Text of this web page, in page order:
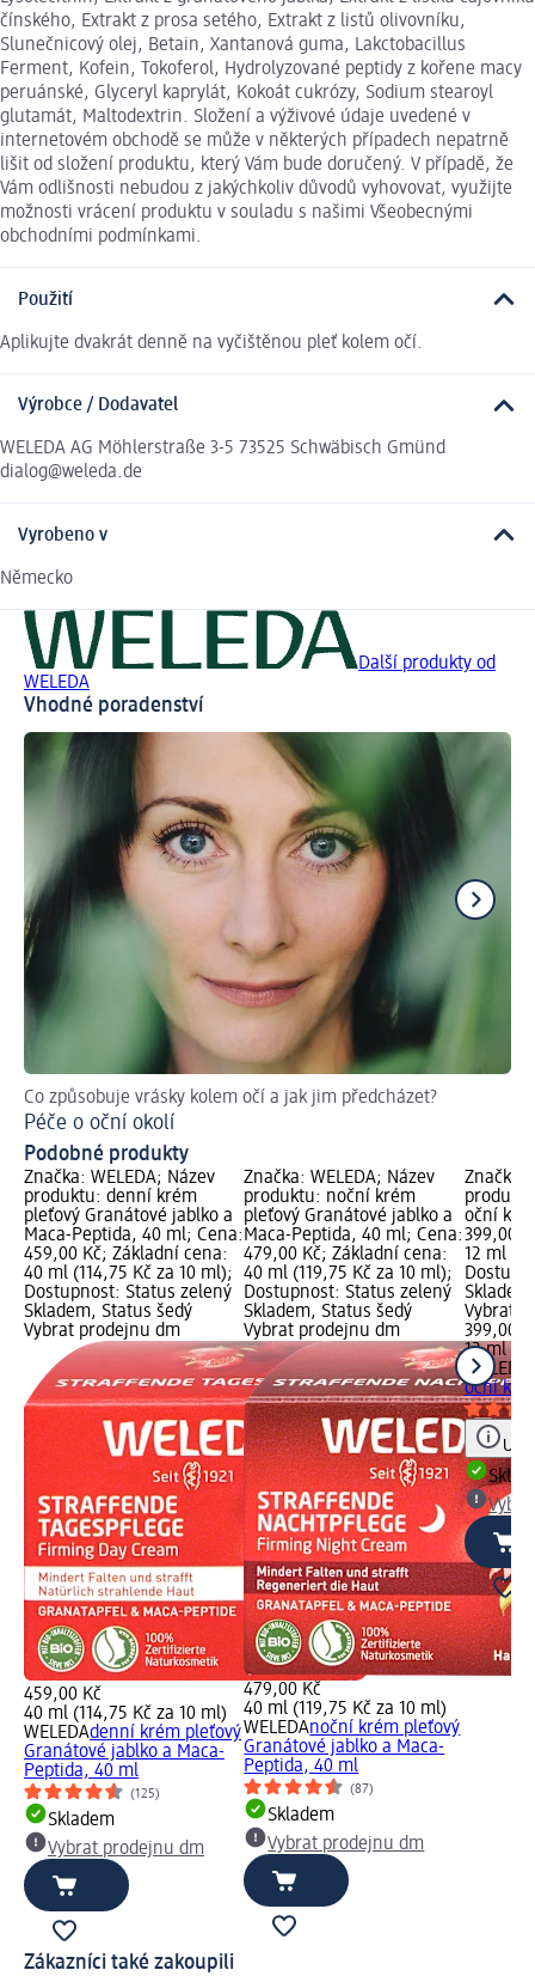
čínského, Extrakt z prosa setého, Extrakt z listů olivovníku,
Slunečnicový olej, Betain, Xantanová guma, Lakctobacillus
Ferment, Kofein, Tokoferol, Hydrolyzované peptidy z kořene macy
peruánské, Glyceryl kaprylát, Kokoát cukrózy, Sodium stearoyl
glutamát, Maltodextrin. Složení a výživové údaje uvedené v
internetovém obchodě se může v některých případech nepatrně
lišit od složení produktu, který Vám bude doručený. V případě, že
Vám odlišnosti nebudou z jakýchkoliv důvodů vyhovovat, využijte
možnosti vrácení produktu v souladu s našimi Všeobecnými
obchodními podmínkami.
Použití
Aplikujte dvakrát denně na vyčištěnou pleť kolem očí.
Výrobce / Dodavatel
WELEDA AG Möhlerstraße 3-5 73525 Schwäbisch Gmünd
dialog@weleda.de
Vyrobeno v
Německo
Další produkty od
WELEDA
Vhodné poradenství
Co způsobuje vrásky kolem očí a jak jim předcházet?
Péče o oční okolí
Podobné produkty
Značka: WELEDA; Název
produktu: denní krém
pleťový Granátové jablko a
Maca-Peptida, 40 ml; Cena:
459,00 Kč; Základní cena:
40 ml (114,75 Kč za 10 ml);
Dostupnost: Status zelený
Skladem, Status šedý
Vybrat prodejnu dm
459,00 Kč
40 ml (114,75 Kč za 10 ml)
WELEDAdenní krém pleťový
Granátové jablko a Maca-
Peptida, 40 ml
(125)
Skladem
Vybrat prodejnu dm
Značka: WELEDA; Název
produktu: noční krém
pleťový Granátové jablko a
Maca-Peptida, 40 ml; Cena:
479,00 Kč; Základní cena:
40 ml (119,75 Kč za 10 ml);
Dostupnost: Status zelený
Skladem, Status šedý
Vybrat prodejnu dm
479,00 Kč
40 ml (119,75 Kč za 10 ml)
WELEDAnoční krém pleťový
Granátové jablko a Maca-
Peptida, 40 ml
(87)
Skladem
Vybrat prodejnu dm
Značka:
oční
399,00
12 ml
Vybrat
399,00
12 ml
WELEDA
oční
Zákazníci také zakoupili